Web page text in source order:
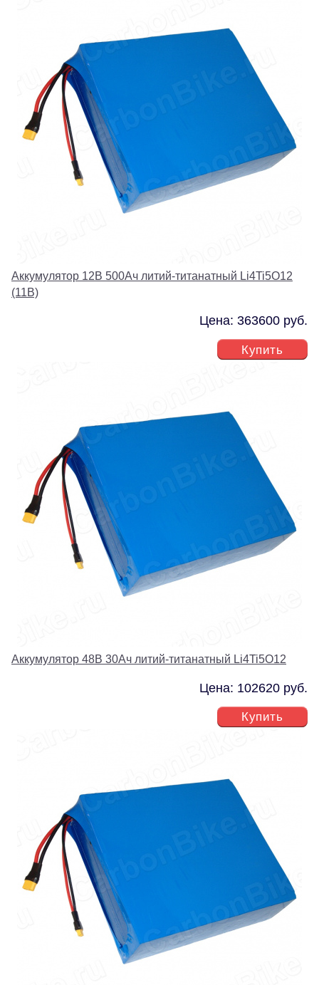
Аккумулятор 12В 500Ач литий-титанатный Li4Ti5O12
(11В)
Цена: 363600 руб.
Купить
Аккумулятор 48В 30Ач литий-титанатный Li4Ti5O12
Цена: 102620 руб.
Купить